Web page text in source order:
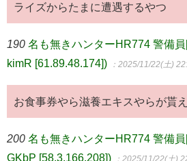
ライズからたまに遭遇するやつ
190 名も無きハンターHR774 警備員
kimR [61.89.48.174])
：2025/11/22(土)
お食事券やら滋養エキスやらが貰
200 名も無きハンターHR774 警備員
GKbP [58.3.166.208])
：2025/11/22(土)